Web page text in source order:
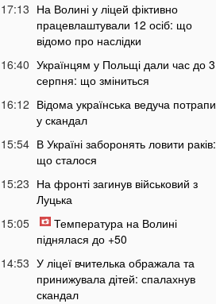
17:13 На Волині у ліцей фіктивно
працевлаштували 12 осіб: що
відомо про наслідки
16:40 Українцям у Польщі дали час до
серпня: що зміниться
16:12 Відома українська ведуча
у скандал
15:54 В Україні заборонять ловити раків:
що сталося
15:23 На фронті загинув військовий з
Луцька
15:05
Температура на Волині
піднялася до +50
14:53 У ліцеї вчителька ображала та
принижувала дітей: спалахнув
скандал